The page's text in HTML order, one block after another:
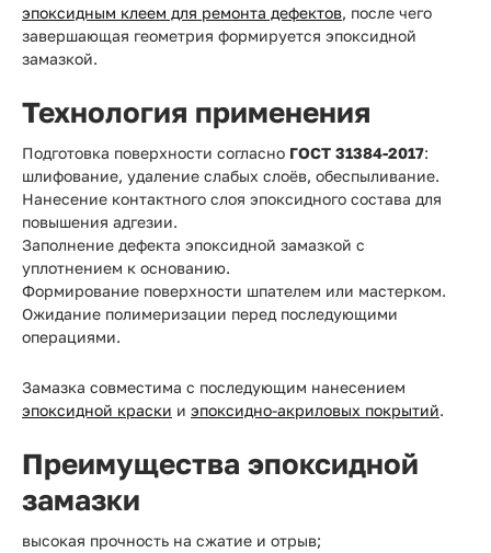
эпоксидным клеем для ремонта дефектов, после чего
завершающая геометрия формируется эпоксидной
замазкой.
Технология применения
Подготовка поверхности согласно ГОСТ 31384-2017:
шлифование, удаление слабых слоёв, обеспыливание.
Нанесение контактного слоя эпоксидного состава для
повышения адгезии.
Заполнение дефекта эпоксидной замазкой с
уплотнением к основанию.
Формирование поверхности шпателем или мастерком.
Ожидание полимеризации перед последующими
операциями.
Замазка совместима с последующим нанесением
эпоксидной краски и эпоксидно-акриловых покрытий.
Преимущества эпоксидной
замазки
высокая прочность на сжатие и отрыв;